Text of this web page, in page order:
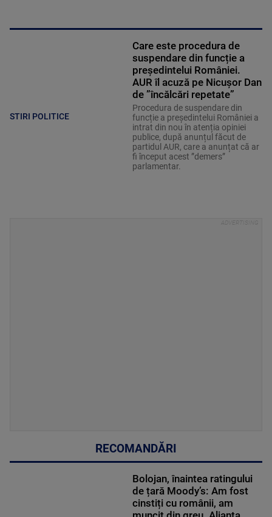
STIRI POLITICE
Care este procedura de
suspendare din funcție a
președintelui României.
AUR îl acuză pe Nicușor Dan
de ”încălcări repetate”
Procedura de suspendare din
funcție a președintelui României a
intrat din nou în atenția opiniei
publice, după anunțul făcut de
partidul AUR, care a anunțat că ar
fi început acest ”demers”
parlamentar.
RECOMANDĂRI
Bolojan, înaintea ratingului
de țară Moody’s: Am fost
cinstiți cu românii, am